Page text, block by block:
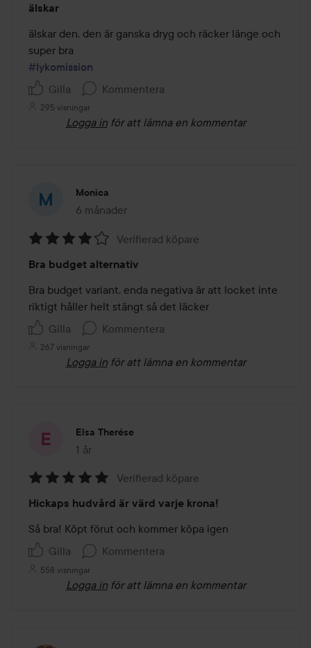
5
av
5
älskar
älskar den. den är ganska dryg och räcker länge och
#lykomission
Gilla
Kommentera
295 visningar
Logga in för att lämna en kommentar
Monica
6 månader
Inlägget skapades 6 månader
4
av
5
Verifierad köpare
Bra budget alternativ
Bra budget variant, enda negativa är att locket inte
riktigt håller helt stängt så det läcker
Gilla
Kommentera
267 visningar
Logga in för att lämna en kommentar
Elsa Therése
1 år
Inlägget skapades 1 år
5
av
5
Verifierad köpare
Hickaps hudvård är värd varje krona!
Så bra! Köpt förut och kommer köpa igen
Gilla
Kommentera
558 visningar
Logga in för att lämna en kommentar